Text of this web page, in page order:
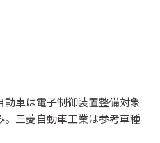
車は電子制御装置整備対象
三菱自動車工業は参考車種